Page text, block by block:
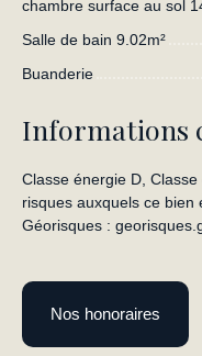
chambre surface au sol
Salle de bain 9.02m²
Buanderie
Informations
Classe énergie D,
risques auxquels ce bien
Géorisques :
Nos honoraires